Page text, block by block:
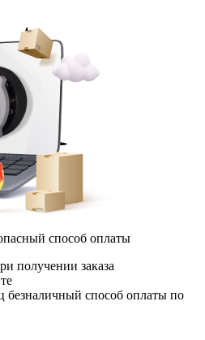
способ оплаты
получении заказа
безналичный способ оплаты по